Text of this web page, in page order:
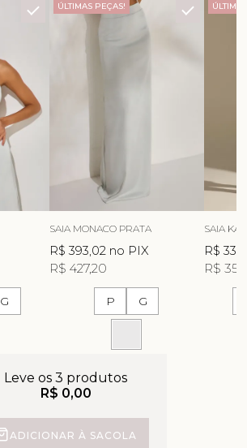
G
ÚLTIMAS PEÇAS!
SAIA MONACO PRATA
R$ 393,02 no PIX
R$ 427,20
P G
SAIA
R$
R$
Leve os 3 produtos
R$ 0,00
ADICIONAR À SACOLA